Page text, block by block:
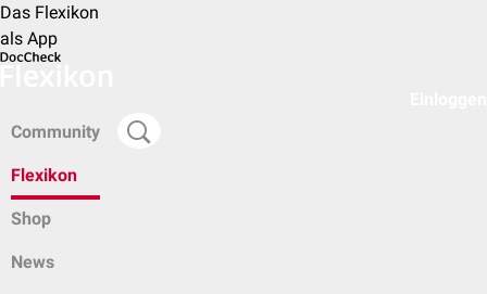
Das Flexikon
als App
Community
Flexikon
Shop
News